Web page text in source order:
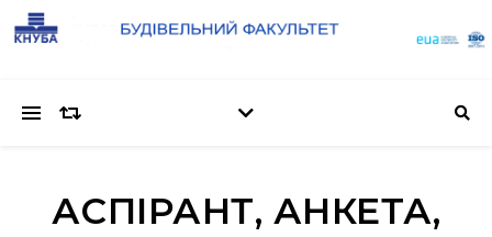
АСПІРАНТ, АНКЕТА,